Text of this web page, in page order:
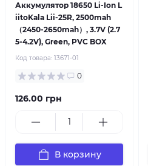
Аккумулятор 18650 Li-Ion L
iitoKala Lii-25R, 2500mah
（2450-2650mah）, 3.7V (2.7
5-4.2V), Green, PVC BOX
Код товара: 13671-01
0
126.00 грн
В корзину